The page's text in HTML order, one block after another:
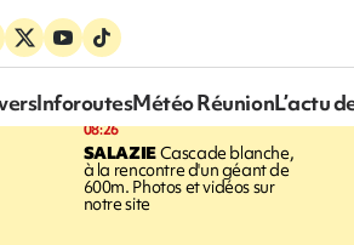
InforoutesMétéo RéunionL’actu
08:26
SALAZIECascade blanche,
à la rencontre d'un géant de
600m. Photos et vidéos sur
notre site